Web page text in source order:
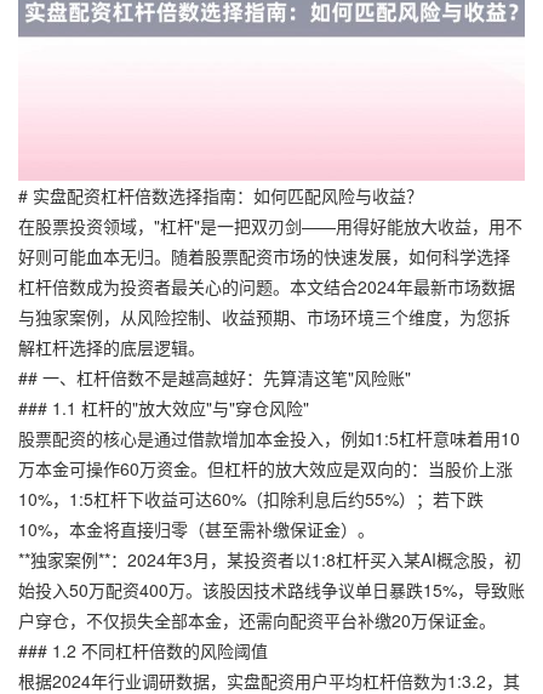
# 实盘配资杠杆倍数选择指南：如何匹配风险与收益？
在股票投资领域，"杠杆"是一把双刃剑——用得好能放大收益，用不
好则可能血本无归。随着股票配资市场的快速发展，如何科学选择
杠杆倍数成为投资者最关心的问题。本文结合2024年最新市场数据
与独家案例，从风险控制、收益预期、市场环境三个维度，为您拆
解杠杆选择的底层逻辑。
## 一、杠杆倍数不是越高越好：先算清这笔"风险账"
### 1.1 杠杆的"放大效应"与"穿仓风险"
股票配资的核心是通过借款增加本金投入，例如1:5杠杆意味着用10
万本金可操作60万资金。但杠杆的放大效应是双向的：当股价上涨
10%，1:5杠杆下收益可达60%（扣除利息后约55%）；若下跌
10%，本金将直接归零（甚至需补缴保证金）。
**独家案例**：2024年3月，某投资者以1:8杠杆买入某AI概念股，初
始投入50万配资400万。该股因技术路线争议单日暴跌15%，导致账
户穿仓，不仅损失全部本金，还需向配资平台补缴20万保证金。
### 1.2 不同杠杆倍数的风险阈值
根据2024年行业调研数据，实盘配资用户平均杠杆倍数为1:3.2，其